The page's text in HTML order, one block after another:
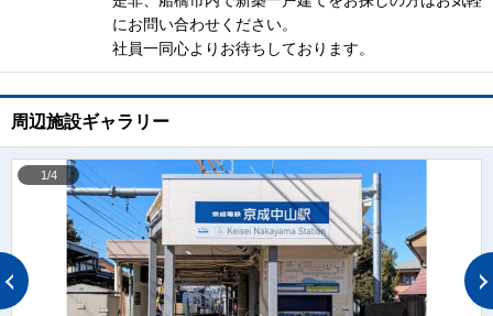
にお問い合わせください。
社員一同心よりお待ちしております。
周辺施設ギャラリー
1/4